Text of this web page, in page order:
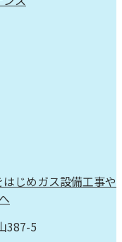
387-5